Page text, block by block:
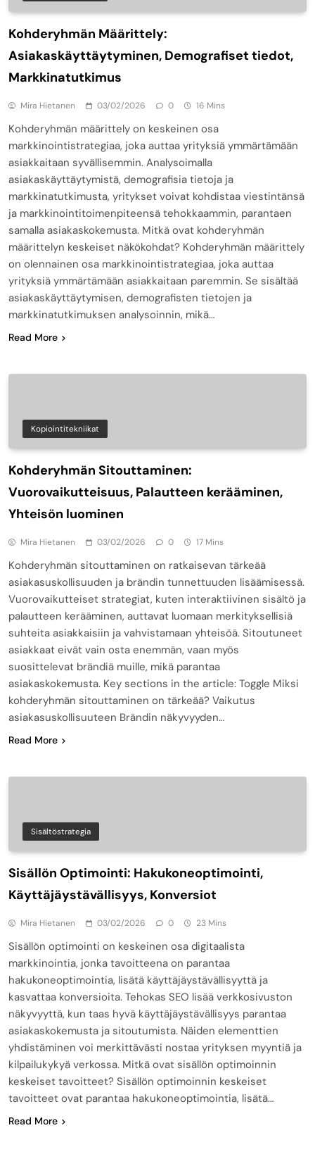
Kohderyhmän Määrittely:
Asiakaskäyttäytyminen, Demografiset tiedot,
Markkinatutkimus
Mira Hietanen 03/02/2026 0 16 Mins
Kohderyhmän määrittely on keskeinen osa
markkinointistrategiaa, joka auttaa yrityksiä ymmärtämään
asiakkaitaan syvällisemmin. Analysoimalla
asiakaskäyttäytymistä, demografisia tietoja ja
markkinatutkimusta, yritykset voivat kohdistaa viestintänsä
ja markkinointitoimenpiteensä tehokkaammin, parantaen
samalla asiakaskokemusta. Mitkä ovat kohderyhmän
määrittelyn keskeiset näkökohdat? Kohderyhmän määrittely
on olennainen osa markkinointistrategiaa, joka auttaa
yrityksiä ymmärtämään asiakkaitaan paremmin. Se sisältää
asiakaskäyttäytymisen, demografisten tietojen ja
markkinatutkimuksen analysoinnin, mikä…
Read More
Kopiointitekniikat
Kohderyhmän Sitouttaminen:
Vuorovaikutteisuus, Palautteen kerääminen,
Yhteisön luominen
Mira Hietanen 03/02/2026 0 17 Mins
Kohderyhmän sitouttaminen on ratkaisevan tärkeää
asiakasuskollisuuden ja brändin tunnettuuden lisäämisessä.
Vuorovaikutteiset strategiat, kuten interaktiivinen sisältö ja
palautteen kerääminen, auttavat luomaan merkityksellisiä
suhteita asiakkaisiin ja vahvistamaan yhteisöä. Sitoutuneet
asiakkaat eivät vain osta enemmän, vaan myös
suosittelevat brändiä muille, mikä parantaa
asiakaskokemusta. Key sections in the article: Toggle Miksi
kohderyhmän sitouttaminen on tärkeää? Vaikutus
asiakasuskollisuuteen Brändin näkyvyyden…
Read More
Sisältöstrategia
Sisällön Optimointi: Hakukoneoptimointi,
Käyttäjäystävällisyys, Konversiot
Mira Hietanen 03/02/2026 0 23 Mins
Sisällön optimointi on keskeinen osa digitaalista
markkinointia, jonka tavoitteena on parantaa
hakukoneoptimointia, lisätä käyttäjäystävällisyyttä ja
kasvattaa konversioita. Tehokas SEO lisää verkkosivuston
näkyvyyttä, kun taas hyvä käyttäjäystävällisyys parantaa
asiakaskokemusta ja sitoutumista. Näiden elementtien
yhdistäminen voi merkittävästi nostaa yrityksen myyntiä ja
kilpailukykyä verkossa. Mitkä ovat sisällön optimoinnin
keskeiset tavoitteet? Sisällön optimoinnin keskeiset
tavoitteet ovat parantaa hakukoneoptimointia, lisätä…
Read More